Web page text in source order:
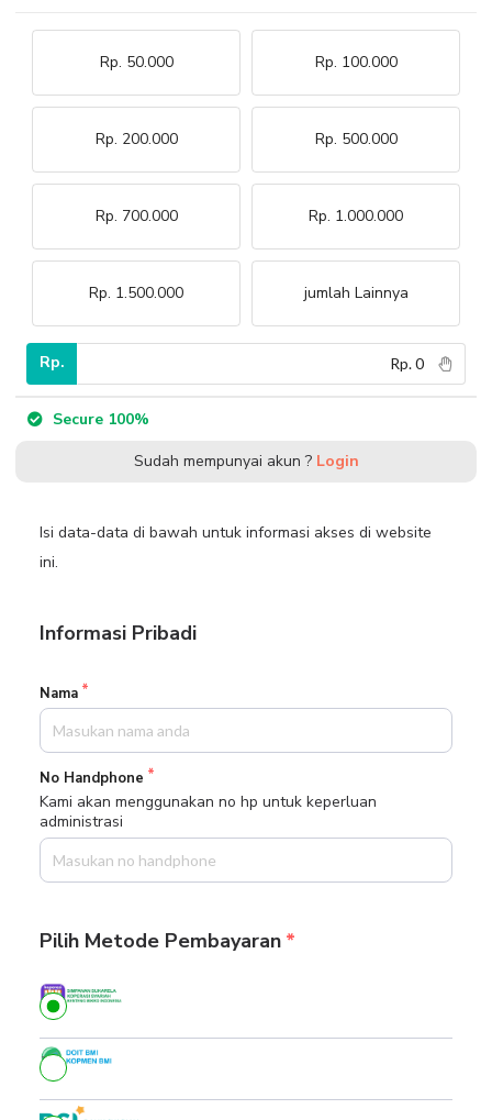
Rp. 50.000 Rp. 100.000
Rp. 200.000 Rp. 500.000
Rp. 700.000 Rp. 1.000.000
Rp. 1.500.000 jumlah Lainnya
Rp.
Secure 100%
Sudah mempunyai akun ? Login
Isi data-data di bawah untuk informasi akses di website
ini.
Informasi Pribadi
Nama
No Handphone
Kami akan menggunakan no hp untuk keperluan
administrasi
Pilih Metode Pembayaran